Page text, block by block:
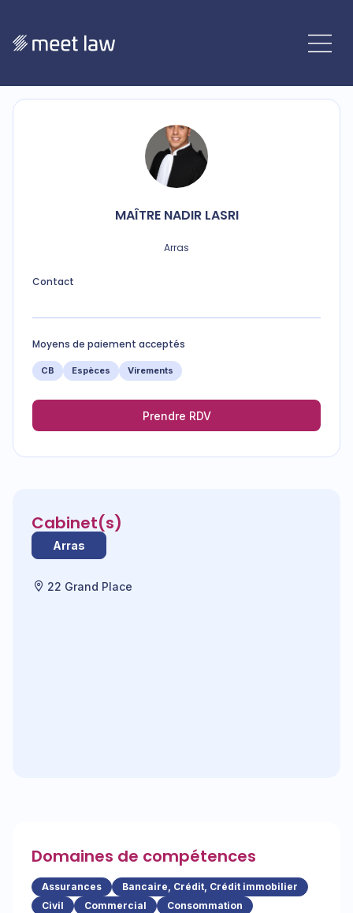
MAÎTRE NADIR LASRI
Arras
Contact
Moyens de paiement acceptés
CB Espèces Virements
Prendre RDV
Cabinet(s)
Arras
22 Grand Place
Domaines de compétences
Assurances
Bancaire, Crédit, Crédit immobilier
Civil
Commercial
Consommation